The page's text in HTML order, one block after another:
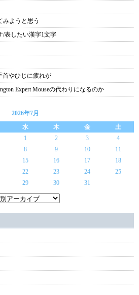
みようと思う
/表したい漢字1文字
首やひじに疲れが
Expert Mouseの代わりになるのか
2026年7月
水 木 金
土
1
2 3
4
8 9 10
11
15 16 17
18
22 23 24
25
29 30 31